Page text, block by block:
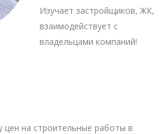
Изучает застройщиков, ЖК,
взаимодействует с
владельцами компаний!
цен на строительные работы в